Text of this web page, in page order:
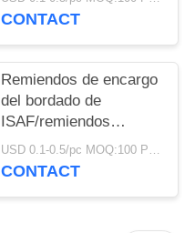
de la insignia del
CONTACT
Remiendos de encargo
del bordado de
ISAF/remiendos
militares tejidos del
velcro de América
USD 0.1-0.5/pc MOQ:100 PC por diseño
CONTACT